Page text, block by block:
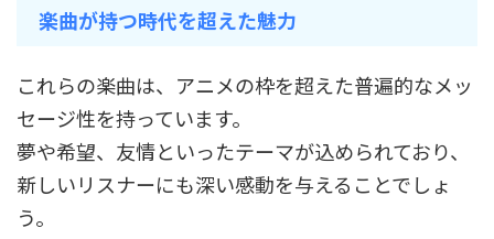
楽曲が持つ時代を超えた魅力
これらの楽曲は、アニメの枠を超えた普遍的なメッ
セージ性を持っています。
夢や希望、友情といったテーマが込められており、
新しいリスナーにも深い感動を与えることでしょ
う。